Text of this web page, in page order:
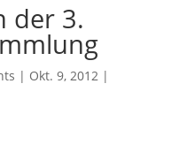
der 3.
| Okt. 9, 2012|